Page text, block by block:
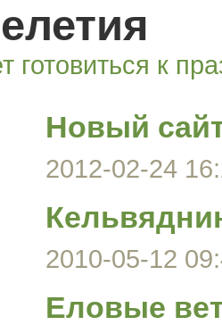
готовиться к
Новый
2012-02-24
2010-05-12
Еловые